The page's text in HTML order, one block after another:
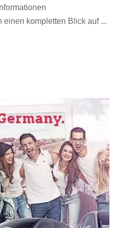
einen kompletten Blick auf ...